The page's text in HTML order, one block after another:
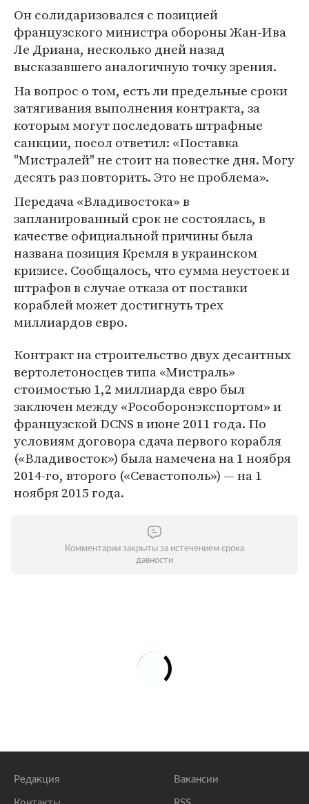
Он солидаризовался с позицией
французского министра обороны Жан-Ива
Ле Дриана, несколько дней назад
высказавшего аналогичную точку зрения.
На вопрос о том, есть ли предельные сроки
затягивания выполнения контракта, за
которым могут последовать штрафные
санкции, посол ответил: «Поставка
"Мистралей" не стоит на повестке дня. Могу
десять раз повторить. Это не проблема».
Передача «Владивостока» в
запланированный срок не состоялась, в
качестве официальной причины была
названа позиция Кремля в украинском
кризисе. Сообщалось, что сумма неустоек и
штрафов в случае отказа от поставки
кораблей может достигнуть трех
миллиардов евро.
Контракт на строительство двух десантных
вертолетоносцев типа «Мистраль»
стоимостью 1,2 миллиарда евро был
заключен между «Рособоронэкспортом» и
французской DCNS в июне 2011 года. По
условиям договора сдача первого корабля
(«Владивосток») была намечена на 1 ноября
2014-го, второго («Севастополь») — на 1
ноября 2015 года.
Комментарии закрыты за истечением срока
давности
Редакция Вакансии